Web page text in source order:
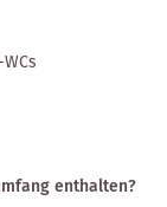
enthalten?